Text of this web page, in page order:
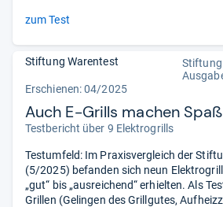
zum Test
Stiftung Warentest
Erschienen: 04/2025
Auch E-Grills machen Spaß
Testbericht über 9 Elektrogrills
Testumfeld: Im Praxisvergleich der
(5/2025) befanden sich neun
„gut“ bis „ausreichend“ erhielten. Als
Grillen (Gelingen des Grillgutes,